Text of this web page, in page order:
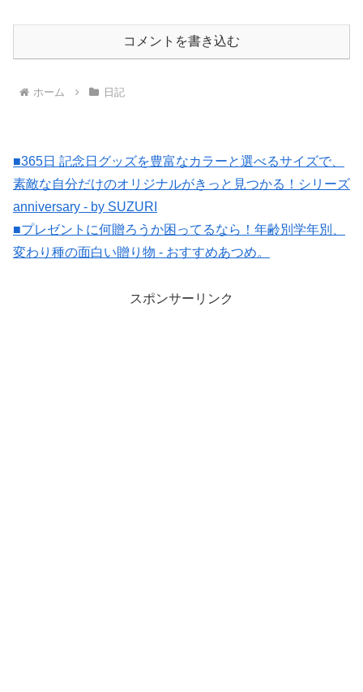
コメントを書き込む
ホーム 日記
■365日 記念日グッズを豊富なカラーと選べるサイズで、
素敵な自分だけのオリジナルがきっと見つかる！シリーズ
anniversary - by SUZURI
■プレゼントに何贈ろうか困ってるなら！年齢別学年別、
変わり種の面白い贈り物 - おすすめあつめ。
スポンサーリンク